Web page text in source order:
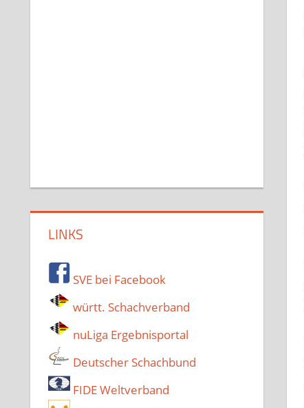
LINKS
SVE bei Facebook
württ. Schachverband
nuLiga Ergebnisportal
Deutscher Schachbund
FIDE Weltverband